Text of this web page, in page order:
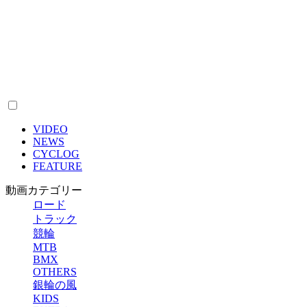
VIDEO
NEWS
CYCLOG
FEATURE
動画カテゴリー
ロード
トラック
競輪
MTB
BMX
OTHERS
銀輪の風
KIDS